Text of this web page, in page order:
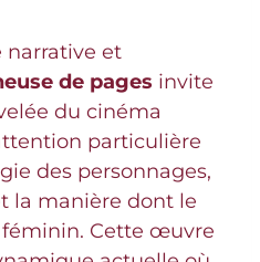
narrative et
de pages invite
du cinéma
particulière
des personnages,
la manière dont le
Cette œuvre